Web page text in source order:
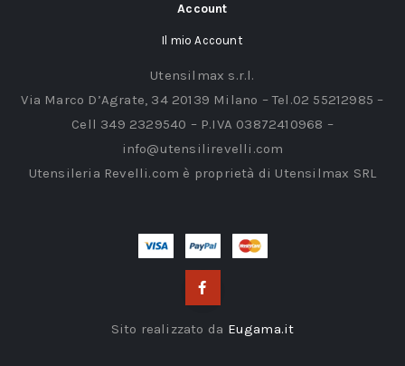
Account
Il mio Account
Utensilmax s.r.l.
Via Marco D’Agrate, 34 20139 Milano – Tel.02 55212985 –
Cell 349 2329540 – P.IVA 03872410968 –
info@utensilirevelli.com
Utensileria Revelli.com è proprietà di Utensilmax SRL
Sito realizzato da Eugama.it